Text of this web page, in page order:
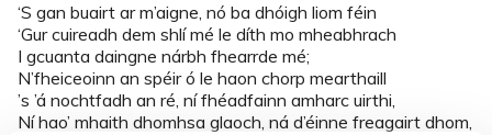
‘S gan buairt ar m’aigne, nó ba dhóigh liom féin
‘Gur cuireadh dem shlí mé le díth mo mheabhrach
I gcuanta daingne nárbh fhearrde mé;
N’fheiceoinn an spéir ó le haon chorp mearthaill
’s ’á nochtfadh an ré, ní fhéadfainn amharc uirthi,
Ní hao’ mhaith dhomhsa glaoch, ná d’éinne freagairt dhom,